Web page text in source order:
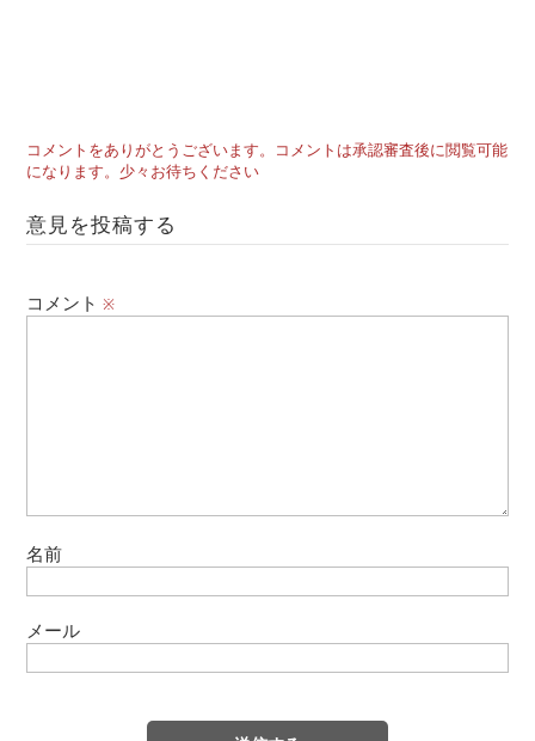
コメントをありがとうございます。コメントは承認審査後に閲覧可能
になります。少々お待ちください
意見を投稿する
コメント※
名前
メール